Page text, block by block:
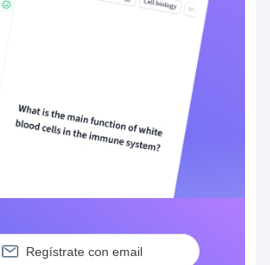
Regístrate con email